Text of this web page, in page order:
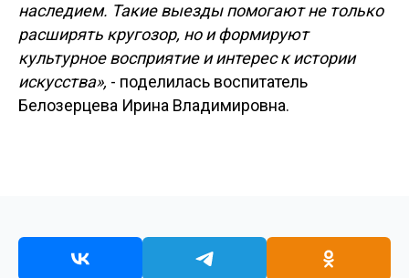
наследием. Такие выезды помогают не только
расширять кругозор, но и формируют
культурное восприятие и интерес к истории
искусства», - поделилась воспитатель
Белозерцева Ирина Владимировна.